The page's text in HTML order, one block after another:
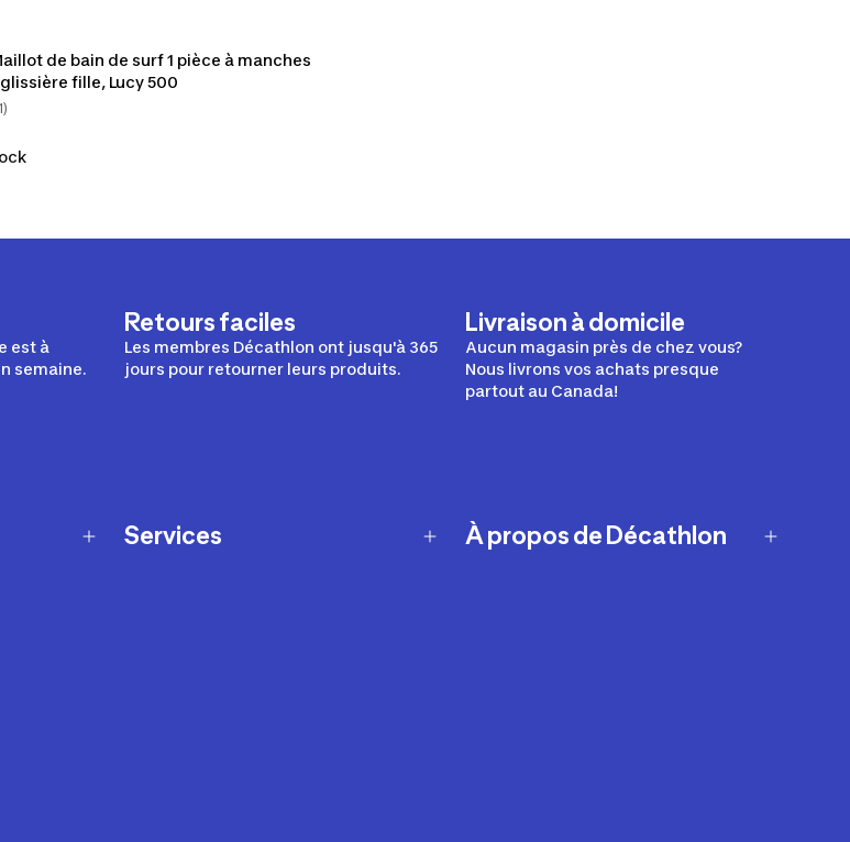
de bain de surf 1 pièce à manches
fille, Lucy 500
est à
semaine.
Retours faciles
Les membres Décathlon ont jusqu'à 365
jours pour retourner leurs produits.
Livraison à domicile
Aucun magasin près de chez vous?
Nous livrons vos achats presque
partout au Canada!
Services À propos de Décathlon